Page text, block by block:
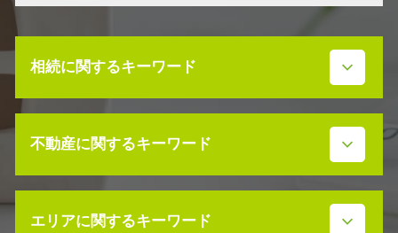
相続に関するキーワード
遺産分割協議 弁護士 司法書士
限定承認 代理人
事業承継 データ
不動産に関するキーワード
不動産 相続手続き 必要書類
エリアに関するキーワード